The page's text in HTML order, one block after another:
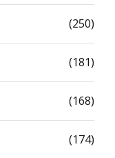
(250)
(181)
(168)
(174)